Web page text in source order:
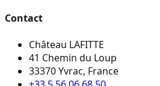
Contact
Château LAFITTE
41 Chemin du Loup
33370 Yvrac, France